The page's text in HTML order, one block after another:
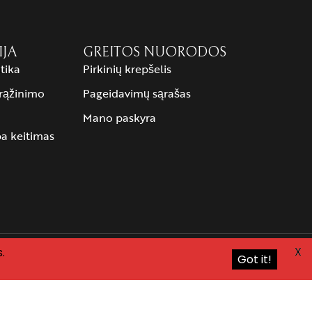
keitimas
GREITOS NUORODOS
Pirkinių krepšelis
Pageidavimų sąrašas
Mano paskyra
Got it! X